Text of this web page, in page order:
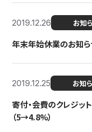
2019.12.26 お知
年末年始休業のお知
2019.12.25 お知
寄付・会費のクレジッ
（5→4.8%）